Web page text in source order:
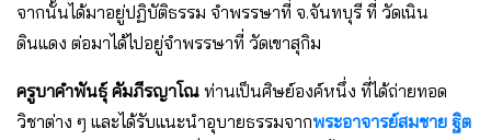
จากนั้นได้มาอยู่ปฏิบัติธรรม จําพรรษาที่ จ.จันทบุรี ที่ วัดเนิน
ดินแดง ต่อมาได้ไปอยู่จําพรรษาที่ วัดเขาสุกิม
ครูบาคำพันธุ์ คัมภีรญาโณ ท่านเป็นศิษย์องค์หนึ่ง ที่ได้ถ่ายทอด
วิชาต่าง ๆ และได้รับแนะนําอุบายธรรมจากพระอาจารย์สมชาย ฐิต